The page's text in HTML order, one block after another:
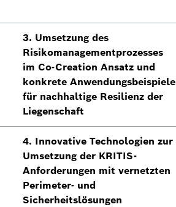
3. Umsetzung des
Risikomanagementprozesses
im Co-Creation Ansatz und
konkrete Anwendungsbeispiele
für nachhaltige Resilienz der
Liegenschaft
4. Innovative Technologien zur
Umsetzung der KRITIS-
Anforderungen mit vernetzten
Perimeter- und
Sicherheitslösungen